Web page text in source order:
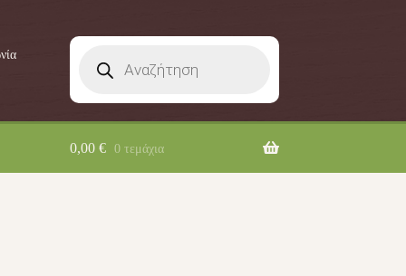
search
0,00 € 0 τεμάχια